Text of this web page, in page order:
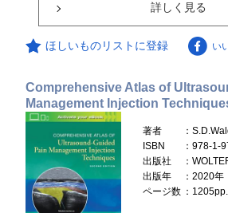
詳しく見る
ほしいものリストに登録 い
Comprehensive Atlas of
Management Injection
著者
：
ISBN
：978-1-
出版社
：
出版年
：2020年
ページ数 ：